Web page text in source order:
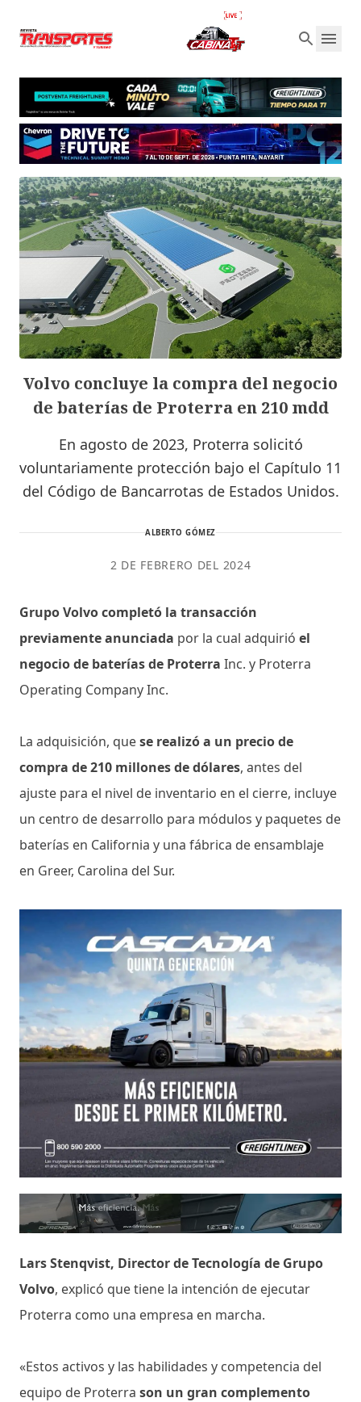
Volvo concluye la compra del negocio
de baterías de Proterra en 210 mdd
En agosto de 2023, Proterra solicitó
voluntariamente protección bajo el Capítulo 11
del Código de Bancarrotas de Estados Unidos.
ALBERTO GÓMEZ
2 DE FEBRERO DEL 2024
Grupo Volvo completó la transacción
previamente anunciada por la cual adquirió el
negocio de baterías de Proterra Inc. y Proterra
Operating Company Inc.
La adquisición, quese realizó a un precio de
compra de 210 millones de dólares, antes del
ajuste para el nivel de inventario en el cierre, incluye
un centro de desarrollo para módulos y paquetes de
baterías en California y una fábrica de ensamblaje
en Greer, Carolina del Sur.
Lars Stenqvist, Director de Tecnología de Grupo
Volvo, explicó que tiene la intención de ejecutar
Proterra como una empresa en marcha.
«Estos activos y las habilidades y competencia del
equipo de Proterra son un gran complemento